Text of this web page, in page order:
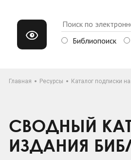
Библиопоиск
Главная Ресурсы Каталог подписки
СВОДНЫЙ
ИЗДАНИЯ